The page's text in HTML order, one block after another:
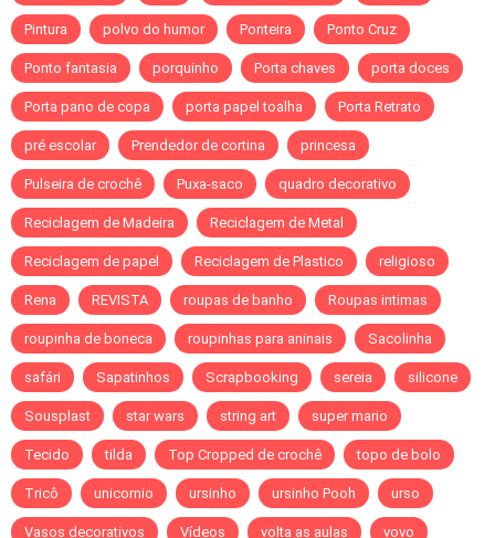
Pintura polvo do humor Ponteira Ponto Cruz
Ponto fantasia porquinho Porta chaves porta doces
Porta pano de copa porta papel toalha Porta Retrato
pré escolar Prendedor de cortina princesa
Pulseira de crochê Puxa-saco quadro decorativo
Reciclagem de Madeira Reciclagem de Metal
Reciclagem de papel Reciclagem de Plastico religioso
Rena REVISTA roupas de banho Roupas intimas
roupinha de boneca roupinhas para aninais Sacolinha
safári Sapatinhos Scrapbooking sereia silicone
Sousplast star wars string art super mario
Tecido tilda Top Cropped de crochê topo de bolo
Tricô unicornio ursinho ursinho Pooh urso
Vasos decorativos Vídeos volta as aulas vovo